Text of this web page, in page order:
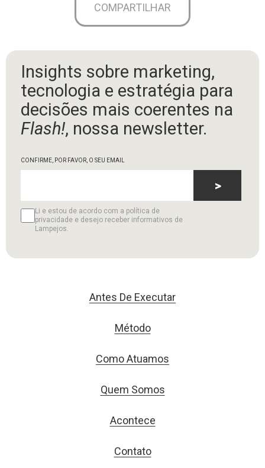
COMPARTILHAR
Insights sobre marketing,
tecnologia e estratégia para
decisões mais coerentes na
Flash!, nossa newsletter.
CONFIRME, POR FAVOR, O SEU EMAIL
Li e estou de acordo com a política de
privacidade e desejo receber informativos de
Lampejos.
>
Antes De Executar
Método
Como Atuamos
Quem Somos
Acontece
Contato